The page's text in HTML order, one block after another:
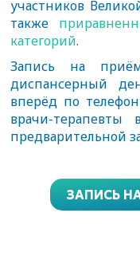
участников
также
категорий.
Запись на
диспансерный
вперёд по
врачи-
предварительной
ЗАПИСЬ